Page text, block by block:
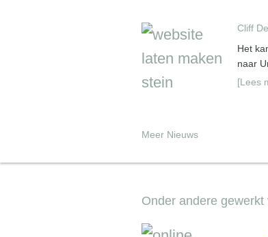
Cliff
Het
naar
[Lees
Meer Nieuws
Onder andere gewerkt